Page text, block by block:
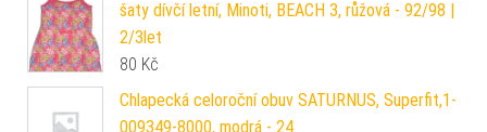
šaty dívčí letní, Minoti, BEACH 3, růžová - 92/98 |
2/3let
80 Kč
Chlapecká celoroční obuv SATURNUS, Superfit,1-
009349-8000, modrá - 24